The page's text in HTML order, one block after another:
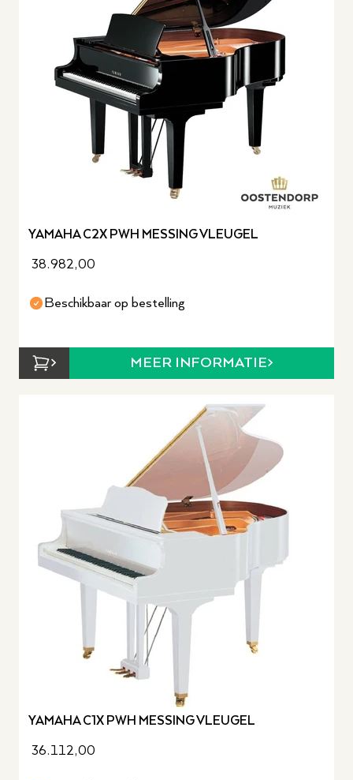
YAMAHA C2X PWH MESSING VLEUGEL
38.982,00
Beschikbaar op bestelling
MEER INFORMATIE
YAMAHA C1X PWH MESSING VLEUGEL
36.112,00